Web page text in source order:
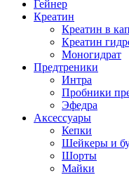
Гейнер
Креатин
Креатин в
Креатин
Моногидрат
Предтреники
Интра
Пробники
Эфедра
Аксессуары
Кепки
Шейкеры и
Шорты
Майки